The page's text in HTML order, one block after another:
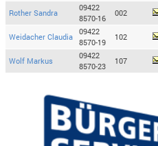
Rother Sandra
09422
8570-16
002
Weidacher Claudia
09422
8570-19
102
Wolf Markus
09422
8570-23
107